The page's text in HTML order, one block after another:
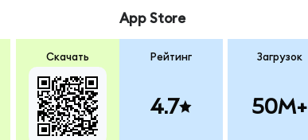
Скачать
App Store
Рейтинг
4.7
Загрузок
50M+